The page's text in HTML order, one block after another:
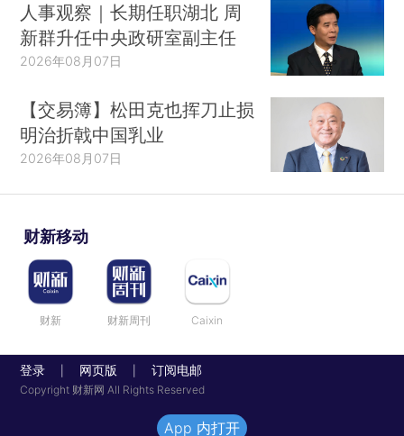
人事观察｜长期任职湖北 周
新群升任中央政研室副主任
2026年08月07日
【交易簿】松田克也挥刀止损
明治折戟中国乳业
2026年08月07日
财新移动
财新 财新周刊 Caixin
登录 网页版 订阅电邮
Copyright 财新网 All Rights Reserved
App 内打开